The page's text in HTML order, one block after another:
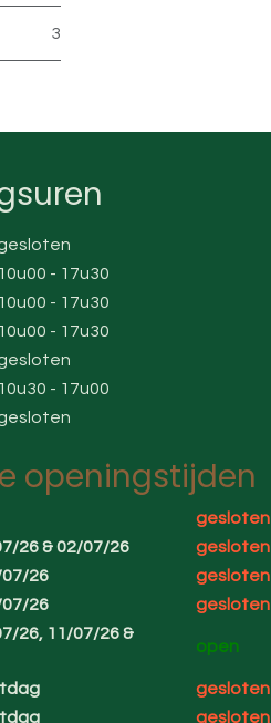
3
10u00 - 17u30
10u00 - 17u30
10u00 - 17u30
10u30 - 17u00
openingstijden
gesloten
26 & 02/07/26
gesloten
26
gesloten
07/26
gesloten
26, 11/07/26 &
open
gesloten
gesloten